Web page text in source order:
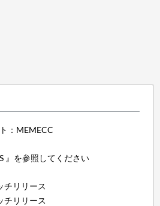
：MEMECC
』を参照してください
チリリース
チリリース